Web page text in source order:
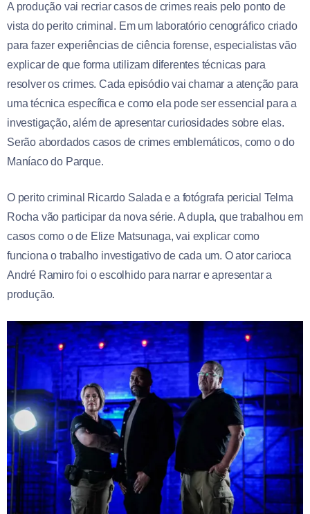
A produção vai recriar casos de crimes reais pelo ponto de
vista do perito criminal. Em um laboratório cenográfico criado
para fazer experiências de ciência forense, especialistas vão
explicar de que forma utilizam diferentes técnicas para
resolver os crimes. Cada episódio vai chamar a atenção para
uma técnica específica e como ela pode ser essencial para a
investigação, além de apresentar curiosidades sobre elas.
Serão abordados casos de crimes emblemáticos, como o do
Maníaco do Parque.
O perito criminal Ricardo Salada e a fotógrafa pericial Telma
Rocha vão participar da nova série. A dupla, que trabalhou em
casos como o de Elize Matsunaga, vai explicar como
funciona o trabalho investigativo de cada um. O ator carioca
André Ramiro foi o escolhido para narrar e apresentar a
produção.